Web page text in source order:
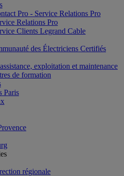
Pro - Service Relations Pro
Relations Pro
Clients Legrand Cable
des Électriciens Certifiés
exploitation et maintenance
de formation
Paris
régionale